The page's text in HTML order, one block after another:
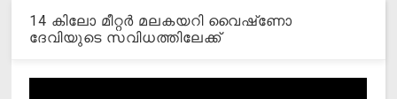
14 കിലോ മീറ്റര്‍ മലകയറി വൈഷ്‌ണോ
ദേവിയുടെ സവിധത്തിലേക്ക്